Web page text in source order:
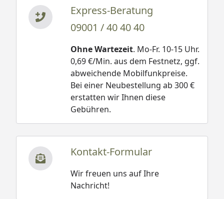
Express-Beratung
09001 / 40 40 40
Ohne Wartezeit. Mo-Fr. 10-15 Uhr.
0,69 €/Min. aus dem Festnetz, ggf.
abweichende Mobilfunkpreise.
Bei einer Neubestellung ab 300 €
erstatten wir Ihnen diese
Gebühren.
Kontakt-Formular
Wir freuen uns auf Ihre
Nachricht!